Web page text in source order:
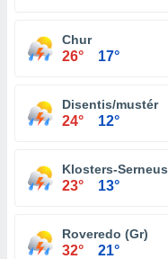
Chur
26° 17°
Disentis/mustér
24° 12°
Klosters-Serneus
23° 13°
Roveredo (Gr)
32° 21°